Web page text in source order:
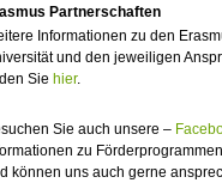
Partnerschaften
Informationen zu den
und den jeweiligen
Sie hier.
Sie auch unsere –
zu
können uns auch gerne